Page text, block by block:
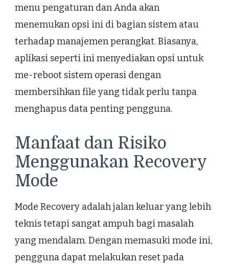
menu pengaturan dan Anda akan
menemukan opsi ini di bagian sistem atau
terhadap manajemen perangkat. Biasanya,
aplikasi seperti ini menyediakan opsi untuk
me-reboot sistem operasi dengan
membersihkan file yang tidak perlu tanpa
menghapus data penting pengguna.
Manfaat dan Risiko
Menggunakan Recovery
Mode
Mode Recovery adalah jalan keluar yang lebih
teknis tetapi sangat ampuh bagi masalah
yang mendalam. Dengan memasuki mode ini,
pengguna dapat melakukan reset pada